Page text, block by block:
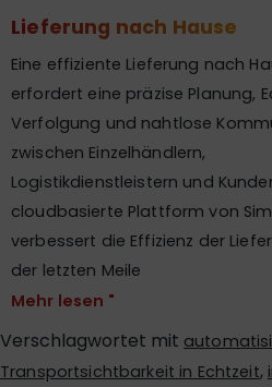
Lieferung nach Hause
Eine effiziente Lieferung nach
erfordert eine präzise Planung,
Verfolgung und nahtlose
zwischen Einzelhändlern,
Logistikdienstleistern und
cloudbasierte Plattform von
verbessert die Effizienz der
der letzten Meile
Mehr lesen "
Verschlagwortet mit
Transportsichtbarkeit in Echtzeit,